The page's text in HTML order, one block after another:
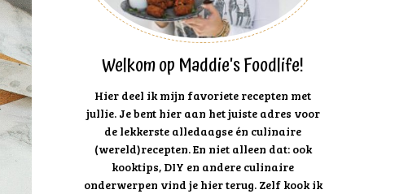
Welkom op Maddie's Foodlife!
Hier deel ik mijn favoriete recepten met
jullie. Je bent hier aan het juiste adres voor
de lekkerste alledaagse én culinaire
(wereld)recepten. En niet alleen dat: ook
kooktips, DIY en andere culinaire
onderwerpen vind je hier terug. Zelf kook ik